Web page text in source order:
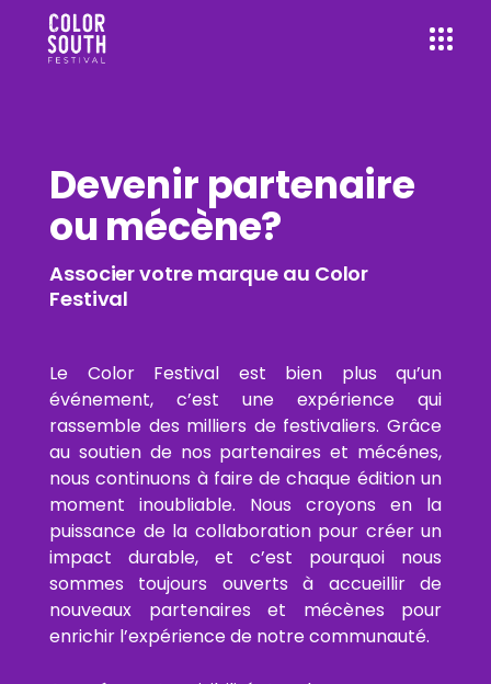
Devenir partenaire
ou mécène?
Associer votre marque au Color
Festival
Le Color Festival est bien plus qu’un
événement, c’est une expérience qui
rassemble des milliers de festivaliers. Grâce
au soutien de nos partenaires et mécénes,
nous continuons à faire de chaque édition un
moment inoubliable. Nous croyons en la
puissance de la collaboration pour créer un
impact durable, et c’est pourquoi nous
sommes toujours ouverts à accueillir de
nouveaux partenaires et mécènes pour
enrichir l’expérience de notre communauté.